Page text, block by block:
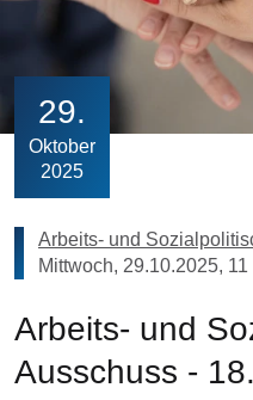
29
Oktober
2025
Arbeits- und
Mittwoch, 29.10.2025, 11
Arbeits- und
Ausschuss -